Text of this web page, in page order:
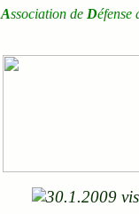
Association de Défense